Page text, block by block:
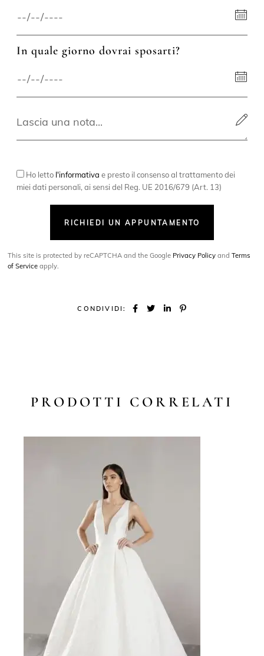
In quale giorno dovrai sposarti?
Ho letto l'informativa e presto il consenso al trattamento dei
miei dati personali, ai sensi del Reg. UE 2016/679 (Art. 13)
RICHIEDI UN APPUNTAMENTO
This site is protected by reCAPTCHA and the Google Privacy Policy andTerms
of Service apply.
CONDIVIDI:
PRODOTTI CORRELATI